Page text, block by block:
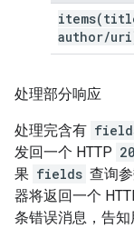
items(
author/
处理部分响应
处理完含有
发回一个 HTTP
果 fields 查询
器将返回一个
条错误消息，告